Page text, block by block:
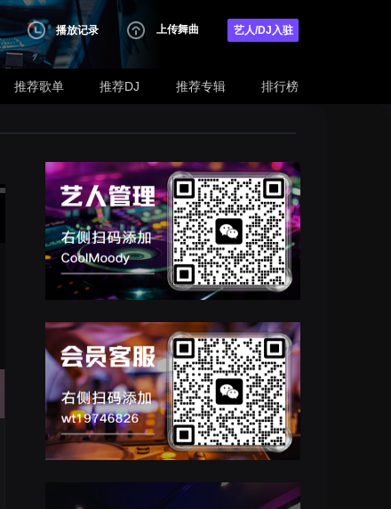
播放记录 上传舞曲 艺人/DJ入驻
推荐歌单 推荐DJ 推荐专辑 排行榜